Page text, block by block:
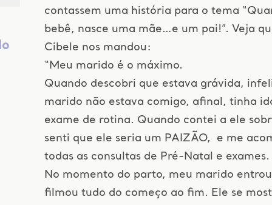
contassem uma história para o tema
bebê, nasce uma mãe…e um pai!”. Veja
Cibele nos mandou:
“Meu marido é o máximo.
Quando descobri que estava grávida,
marido não estava comigo, afinal, tinha
exame de rotina. Quando contei a ele
senti que ele seria um PAIZÃO, e me
todas as consultas de Pré-Natal e exames.
No momento do parto, meu marido
filmou tudo do começo ao fim. Ele se